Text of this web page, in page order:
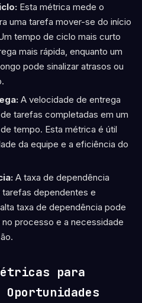
Esta métrica mede o
uma tarefa mover-se do início
tempo de ciclo mais curto
mais rápida, enquanto um
pode sinalizar atrasos ou
A velocidade de entrega
tarefas completadas em um
tempo. Esta métrica é útil
da equipe e a eficiência do
A taxa de dependência
dependentes e
taxa de dependência pode
processo e a necessidade
para